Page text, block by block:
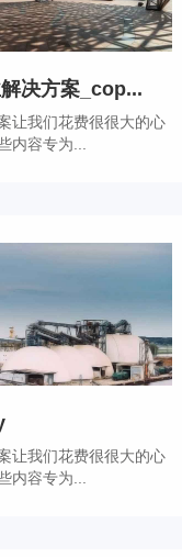
决方案_cop...
让我们花费很很大的心
内容专为...
让我们花费很很大的心
内容专为...